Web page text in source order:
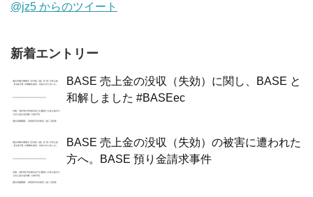
@jz5 からのツイート
新着エントリー
BASE 売上金の没収（失効）に関し、BASE と
和解しました #BASEec
BASE 売上金の没収（失効）の被害に遭われた
方へ。BASE 預り金請求事件